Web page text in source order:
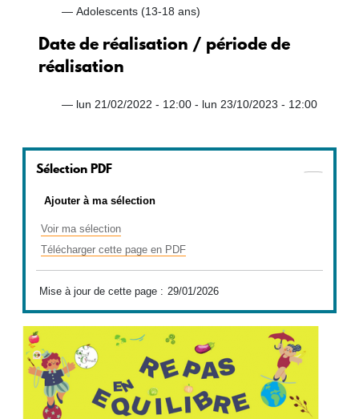
Adolescents (13-18 ans)
Date de réalisation / période de
réalisation
lun 21/02/2022 - 12:00 - lun 23/10/2023 - 12:00
Sélection PDF
Ajouter à ma sélection
Voir ma sélection
Télécharger cette page en PDF
Mise à jour de cette page : 29/01/2026